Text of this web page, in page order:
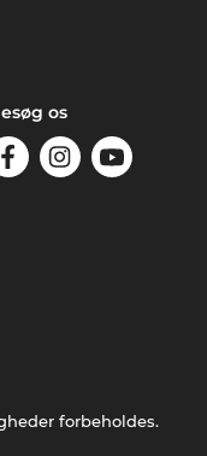
os
forbeholdes.